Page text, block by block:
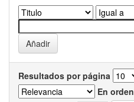
Resultados por página
En orden